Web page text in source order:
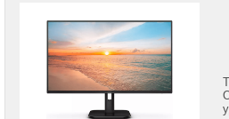
Мониторы
LCD
панели
Мониторы